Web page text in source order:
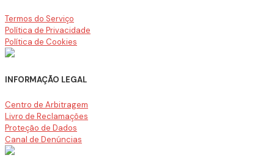
Termos do Serviço
Política de Privacidade
Política de Cookies
INFORMAÇÃO LEGAL
Centro de Arbitragem
Livro de Reclamações
Proteção de Dados
Canal de Denúncias